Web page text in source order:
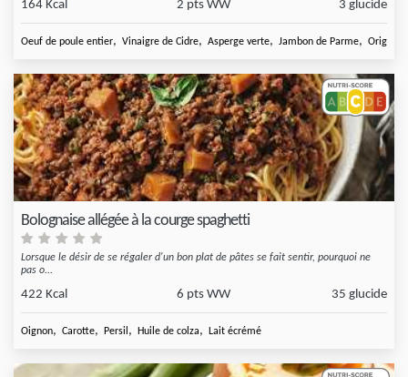
164 Kcal 2 pts WW 3 glucide
Oeuf de poule entier, Vinaigre de Cidre, Asperge verte, Jambon de Parme, Origan
Bolognaise allégée à la courge spaghetti
Lorsque le désir de se régaler d'un bon plat de pâtes se fait sentir, pourquoi ne
pas o...
422 Kcal 6 pts WW 35 glucide
Oignon, Carotte, Persil , Huile de colza, Lait écrémé